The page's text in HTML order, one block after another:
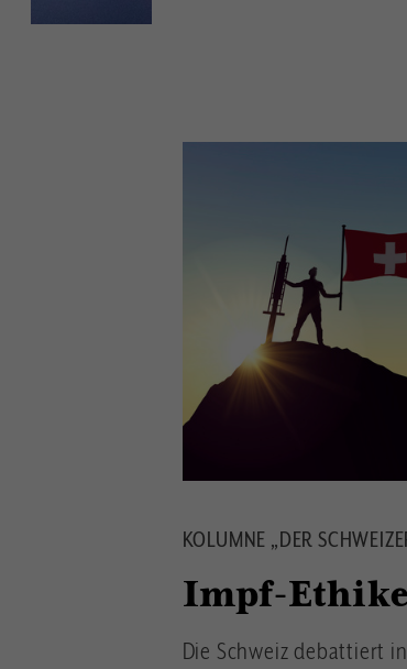
KOLUMNE „DER
Impf-
Die Schweiz debattiert